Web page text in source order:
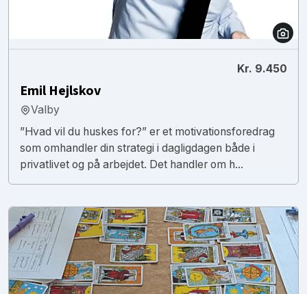
Kr. 9.450
Emil Hejlskov
Valby
”Hvad vil du huskes for?” er et motivationsforedrag
som omhandler din strategi i dagligdagen både i
privatlivet og på arbejdet. Det handler om h...